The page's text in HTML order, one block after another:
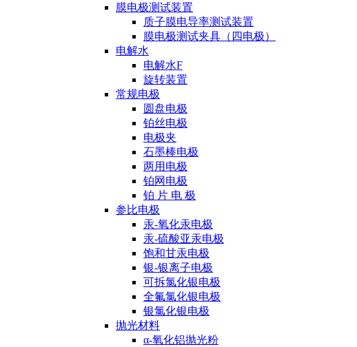
膜电极测试装置
质子膜电导率测试装置
膜电极测试夹具（四电极）
电解水
电解水F
旋转装置
常规电极
圆盘电极
铂丝电极
电极夹
石墨棒电极
两用电极
铂网电极
铂 片 电 极
参比电极
汞-氧化汞电极
汞-硫酸亚汞电极
饱和甘汞电极
银-银离子电极
可拆氯化银电极
全氟氯化银电极
银氯化银电极
抛光材料
α-氧化铝抛光粉